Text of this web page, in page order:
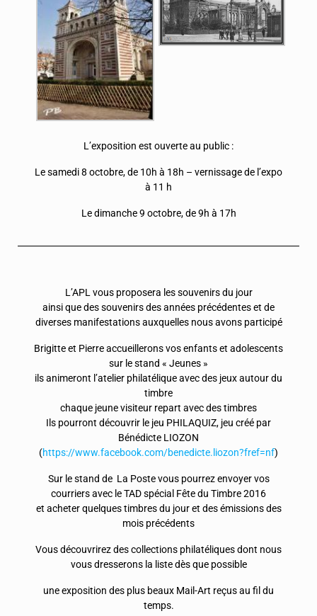
L’exposition est ouverte au public :
Le samedi 8 octobre, de 10h à 18h – vernissage de l’expo
à 11 h
Le dimanche 9 octobre, de 9h à 17h
L’APL vous proposera les souvenirs du jour
ainsi que des souvenirs des années précédentes et de
diverses manifestations auxquelles nous avons participé
Brigitte et Pierre accueillerons vos enfants et adolescents
sur le stand « Jeunes »
ils animeront l’atelier philatélique avec des jeux autour du
timbre
chaque jeune visiteur repart avec des timbres
Ils pourront découvrir le jeu PHILAQUIZ, jeu créé par
Bénédicte LIOZON
(https://www.facebook.com/benedicte.liozon?fref=nf)
Sur le stand de La Poste vous pourrez envoyer vos
courriers avec le TAD spécial Fête du Timbre 2016
et acheter quelques timbres du jour et des émissions des
mois précédents
Vous découvrirez des collections philatéliques dont nous
vous dresserons la liste dès que possible
une exposition des plus beaux Mail-Art reçus au fil du
temps.